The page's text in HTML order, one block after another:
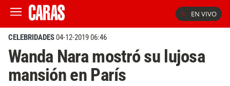
EN VIVO
CELEBRIDADES04-12-2019 06:46
Wanda Nara mostró su lujosa
mansión en París